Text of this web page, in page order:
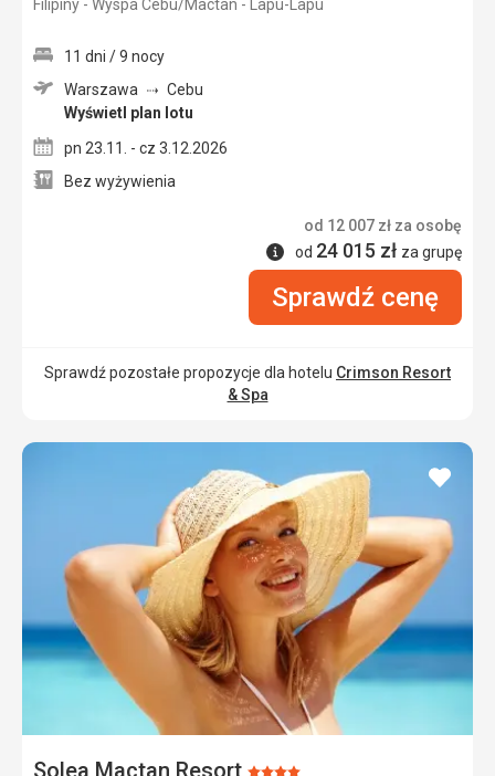
Filipiny - Wyspa Cebu/Mactan - Lapu-Lapu
11 dni / 9 nocy
Warszawa
Cebu
Wyświetl plan lotu
pn 23.11. - cz 3.12.2026
Bez wyżywienia
od 12 007 zł za osobę
Informacje
od 24 015 zł za grupę
Sprawdź cenę
Sprawdź pozostałe propozycje dla hotelu Crimson Resort
& Spa
dodaj